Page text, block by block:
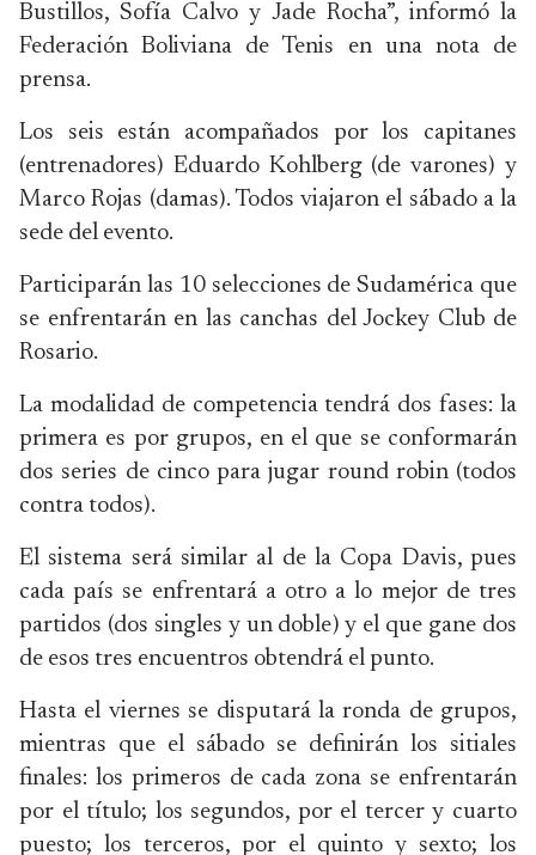
Bustillos, Sofía Calvo y Jade Rocha”, informó la
Federación Boliviana de Tenis en una nota de
prensa.
Los seis están acompañados por los capitanes
(entrenadores) Eduardo Kohlberg (de varones) y
Marco Rojas (damas). Todos viajaron el sábado a la
sede del evento.
Participarán las 10 selecciones de Sudamérica que
se enfrentarán en las canchas del Jockey Club de
Rosario.
La modalidad de competencia tendrá dos fases: la
primera es por grupos, en el que se conformarán
dos series de cinco para jugar round robin (todos
contra todos).
El sistema será similar al de la Copa Davis, pues
cada país se enfrentará a otro a lo mejor de tres
partidos (dos singles y un doble) y el que gane dos
de esos tres encuentros obtendrá el punto.
Hasta el viernes se disputará la ronda de grupos,
mientras que el sábado se definirán los sitiales
finales: los primeros de cada zona se enfrentarán
por el título; los segundos, por el tercer y cuarto
puesto; los terceros, por el quinto y sexto; los